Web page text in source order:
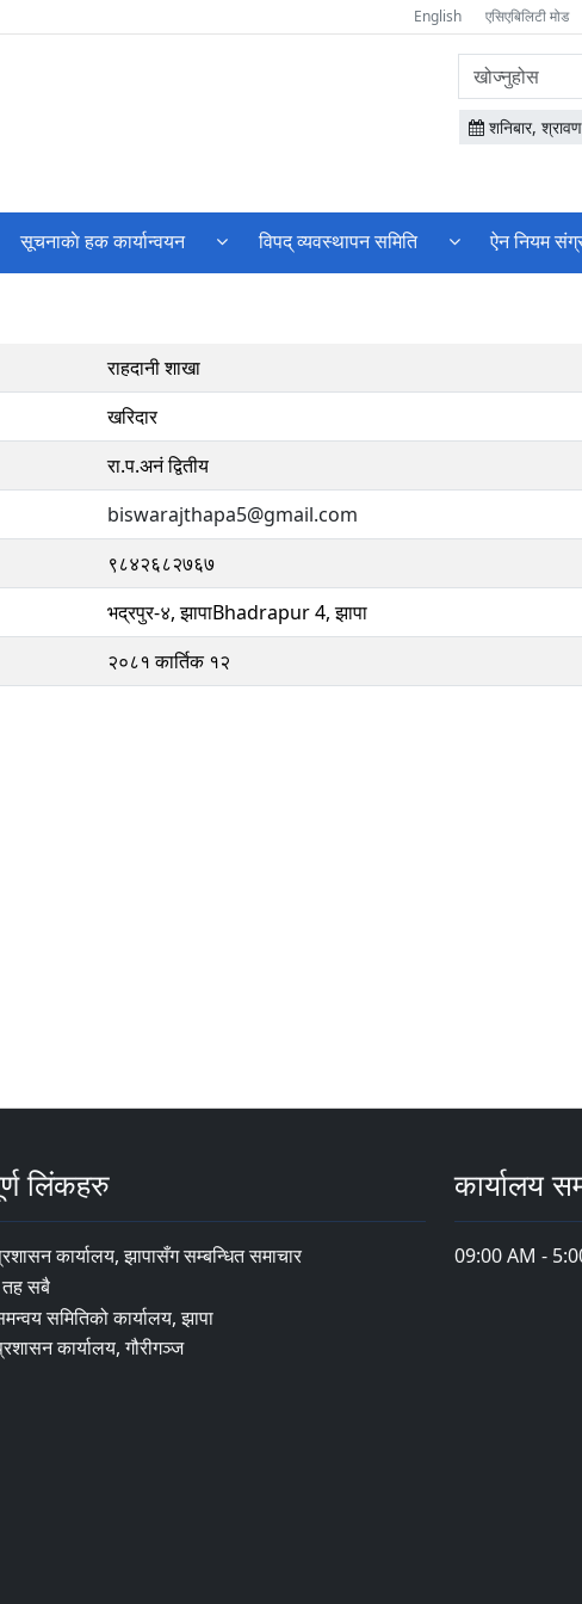
English एसिएबिलिटी मोड
वेबसाइटमा
सामग्री
खोज्नुहोस
शनिबार,
सूचनाकाे हक कार्यान्वयन विपद् व्यवस्थापन समिति ऐन नियम
राहदानी शाखा
खरिदार
रा.प.अनं द्वितीय
biswarajthapa5@gmail.com
९८४२६८२७६७
भद्रपुर-४, झापाBhadrapur 4, झापा
२०८१ कार्तिक १२
लिंकहरु
कार्यालय, झापासँग सम्बन्धित समाचार
तह सबै
समितिको कार्यालय, झापा
कार्यालय, गौरीगञ्ज
कार्यालय
09:00 AM -